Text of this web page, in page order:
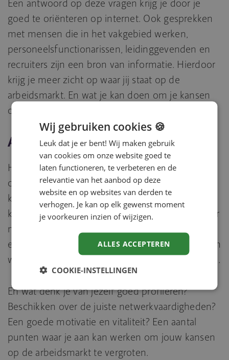
Een antwoord op deze vragen krijg je door je
goed te oriënteren op internet. Ook gesprekken
met mensen die in het vakgebied werken,
personeelsfunctionarissen, leidinggevenden en
recruiters zijn een bron van informatie. Hierdoor
krijg je meer zicht op waar jij staat op de
arbeidsmarkt. En wat je kan doen om je kansen
op de arbeidsmarkt te vergroten.
Aan de slag met kansvergroters
Het bezitten van de juiste opleidingen en
certificaten is één van de belangrijkste
kansvergroters. Hierbij gaat het niet alleen om
kennis maar ook om vaardigheden. Daarbij zijn er
nog veel meer kansvergroters. Bijvoorbeeld
ervaring opdoen door een stage en flexibel zijn in
werktijden, contractvorm en arbeidsvoorwaarden.
En wat denk je van jezelf goed profileren?
Beschikken over de juiste netwerkvaardigheden?
Een goede motivatie en vitaliteit? Een aantal
punten waar je aan kan werken om jouw kansen
op de arbeidsmarkt te vergroten.
Wij gebruiken cookies 🍪
Leuk dat je er bent! Wij maken gebruik
van cookies om onze website goed te
laten functioneren, te verbeteren en de
relevantie van het aanbod op deze
website en op websites van derden te
verhogen. Je kan op elk gewenst moment
je voorkeuren inzien of wijzigen.
ALLES ACCEPTEREN
COOKIE-INSTELLINGEN